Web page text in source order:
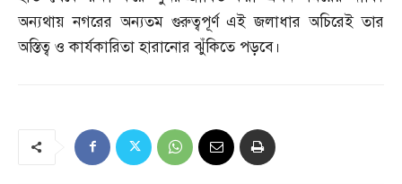
অন্যথায় নগরের অন্যতম গুরুত্বপূর্ণ এই জলাধার অচিরেই তার
অস্তিত্ব ও কার্যকারিতা হারানোর ঝুঁকিতে পড়বে।